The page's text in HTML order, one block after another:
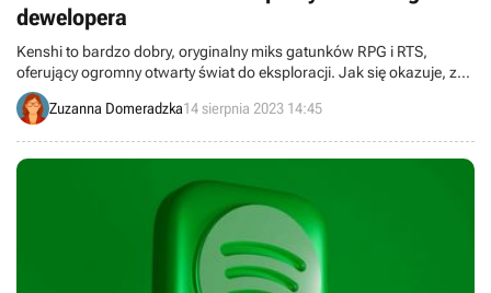
dewelopera
Kenshi to bardzo dobry, oryginalny miks gatunków RPG i RTS,
oferujący ogromny otwarty świat do eksploracji. Jak się okazuje, za
sukcesem gry stoi tak naprawdę jeden człowiek.
Zuzanna Domeradzka14 sierpnia 2023 14:45